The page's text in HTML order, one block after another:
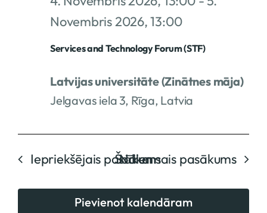
Services and Technology Forum (STF)
Novembris 2026, 13:00
Latvijas universitāte (Zinātnes māja)
Jelgavas iela 3, Rīga, Latvia
Iepriekšējais pasākums
Šodien
Nākamais pasākums
Pievienot kalendāram